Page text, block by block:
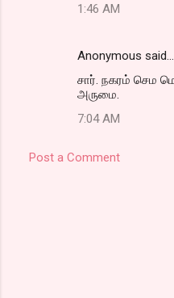
1:46 AM
Anonymous said…
சார். நகரம் செம
அருமை.
7:04 AM
Post a Comment